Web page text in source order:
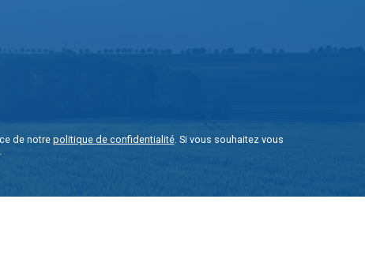
de notre politique de confidentialité. Si vous souhaitez vous